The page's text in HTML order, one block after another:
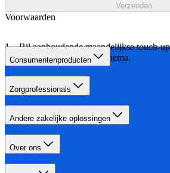
Verzenden
Voorwaarden
Bij aanhoudende maandelijkse touch-
aangegeven behandelschema.
Consumentenproducten
Zorgprofessionals
Andere zakelijke oplossingen
Over ons